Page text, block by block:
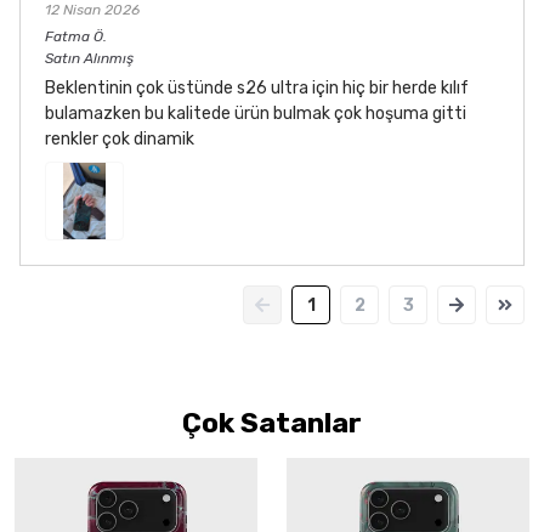
12 Nisan 2026
Fatma Ö.
Satın Alınmış
Beklentinin çok üstünde s26 ultra için hiç bir herde kılıf
bulamazken bu kalitede ürün bulmak çok hoşuma gitti
renkler çok dinamik
1 2 3
Çok Satanlar